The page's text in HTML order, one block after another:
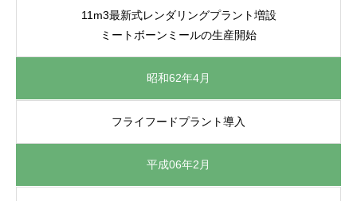
11m3最新式レンダリングプラント増設
ミートボーンミールの生産開始
昭和62年4月
フライフードプラント導入
平成06年2月